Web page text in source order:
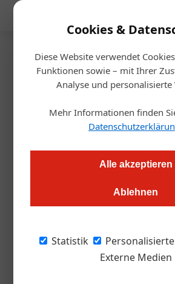
Cookies &
Diese Website verwendet
Funktionen sowie – mit Ihrer
Analyse und personalisierte
Mehr Informationen finden
Alle akzeptieren
Ablehnen
Statistik
Externe Medien
Startseite Handel
St. Pölten: Metro
Vollholz, Photovoltaik, Fokus auf
Metro-Großmarkt in St. Pölten wurde
Metro Österreich hat ein